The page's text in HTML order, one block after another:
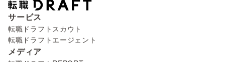
サービス
転職ドラフトスカウト
転職ドラフトエージェント
メディア